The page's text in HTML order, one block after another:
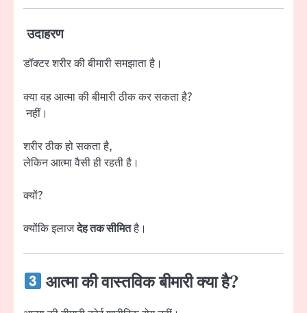
उदाहरण
डॉक्टर शरीर की बीमारी समझाता है।
क्या वह आत्मा की बीमारी ठीक कर सकता है?
नहीं।
शरीर ठीक हो सकता है,
लेकिन आत्मा वैसी ही रहती है।
क्यों?
क्योंकि इलाजदेह तक सीमितहै।
आत्मा की वास्तविक बीमारी क्या है?